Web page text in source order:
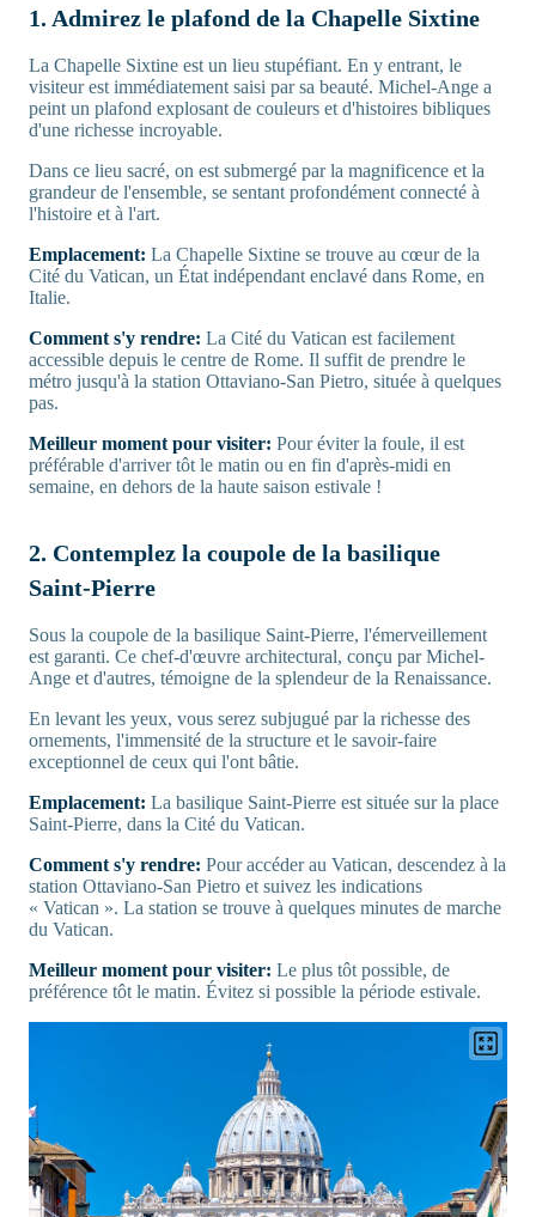
1. Admirez le plafond de la Chapelle Sixtine
La Chapelle Sixtine est un lieu stupéfiant. En y entrant, le
visiteur est immédiatement saisi par sa beauté. Michel-Ange a
peint un plafond explosant de couleurs et d'histoires bibliques
d'une richesse incroyable.
Dans ce lieu sacré, on est submergé par la magnificence et la
grandeur de l'ensemble, se sentant profondément connecté à
l'histoire et à l'art.
Emplacement: La Chapelle Sixtine se trouve au cœur de la
Cité du Vatican, un État indépendant enclavé dans Rome, en
Italie.
Comment s'y rendre: La Cité du Vatican est facilement
accessible depuis le centre de Rome. Il suffit de prendre le
métro jusqu'à la station Ottaviano-San Pietro, située à quelques
pas.
Meilleur moment pour visiter: Pour éviter la foule, il est
préférable d'arriver tôt le matin ou en fin d'après-midi en
semaine, en dehors de la haute saison estivale !
2. Contemplez la coupole de la basilique
Saint-Pierre
Sous la coupole de la basilique Saint-Pierre, l'émerveillement
est garanti. Ce chef-d'œuvre architectural, conçu par Michel-
Ange et d'autres, témoigne de la splendeur de la Renaissance.
En levant les yeux, vous serez subjugué par la richesse des
ornements, l'immensité de la structure et le savoir-faire
exceptionnel de ceux qui l'ont bâtie.
Emplacement: La basilique Saint-Pierre est située sur la place
Saint-Pierre, dans la Cité du Vatican.
Comment s'y rendre: Pour accéder au Vatican, descendez à la
station Ottaviano-San Pietro et suivez les indications
« Vatican ». La station se trouve à quelques minutes de marche
du Vatican.
Meilleur moment pour visiter: Le plus tôt possible, de
préférence tôt le matin. Évitez si possible la période estivale.